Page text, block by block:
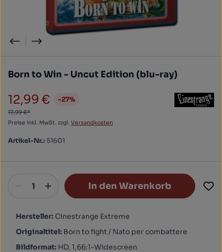
Born to Win - Uncut Edition (blu-ray)
Verkaufspreis:
12,99 € -27%
17,99 €*
Preise inkl. MwSt. zzgl. Versandkosten
Artikel-Nr.: 51601
In den Warenkorb
Hersteller: Cinestrange Extreme
Originaltitel: Born to fight / Nato per combattere
Bildformat: HD, 1,66:1-Widescreen